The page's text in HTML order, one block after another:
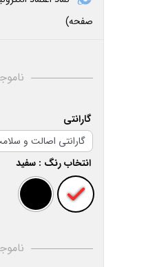
صفحه)
گارانتی
انتخاب رنگ : سفید